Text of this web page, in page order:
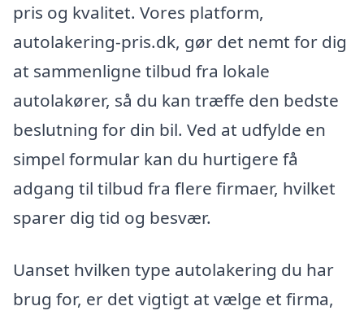
pris og kvalitet. Vores platform,
autolakering-pris.dk, gør det nemt for dig
at sammenligne tilbud fra lokale
autolakører, så du kan træffe den bedste
beslutning for din bil. Ved at udfylde en
simpel formular kan du hurtigere få
adgang til tilbud fra flere firmaer, hvilket
sparer dig tid og besvær.
Uanset hvilken type autolakering du har
brug for, er det vigtigt at vælge et firma,